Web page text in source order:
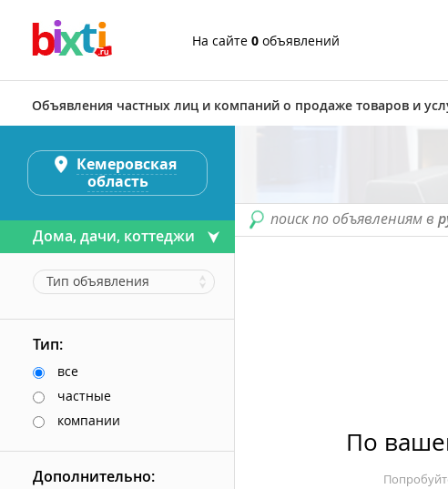
На сайте 0 объявлений
Объявления частных лиц и компаний о продаже товаров и
поиск по объявлениям в
По
Кемеровская
область
Дома, дачи, коттеджи
Тип объявления
Тип:
все
частные
компании
Дополнительно: